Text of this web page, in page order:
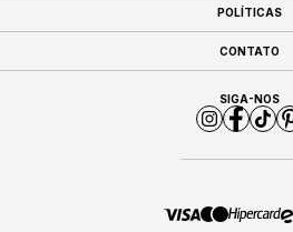
POLÍTICAS
CONTATO
SIGA-NOS